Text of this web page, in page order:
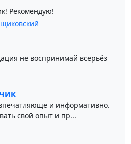
Рекомендую!
не воспринимай всерьёз
и информативно.
свой опыт и пр...